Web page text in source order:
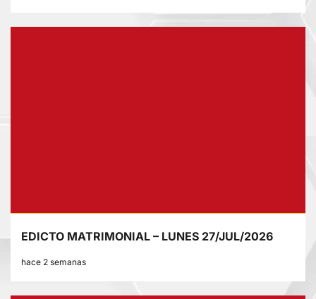
EDICTO MATRIMONIAL – LUNES 27/JUL/2026
hace 2 semanas